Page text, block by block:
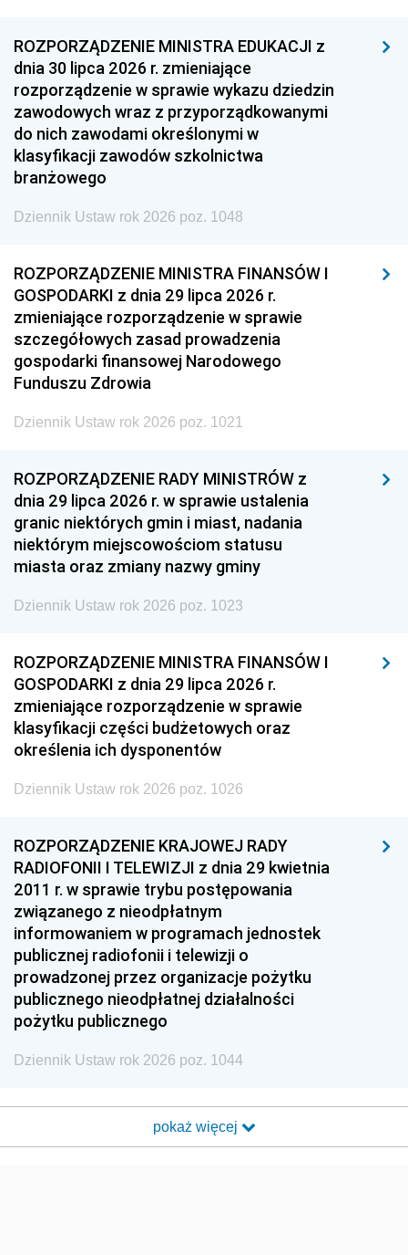
ROZPORZĄDZENIE MINISTRA EDUKACJI z
dnia 30 lipca 2026 r. zmieniające
rozporządzenie w sprawie wykazu dziedzin
zawodowych wraz z przyporządkowanymi
do nich zawodami określonymi w
klasyfikacji zawodów szkolnictwa
branżowego
Dziennik Ustaw rok 2026 poz. 1048
ROZPORZĄDZENIE MINISTRA FINANSÓW I
GOSPODARKI z dnia 29 lipca 2026 r.
zmieniające rozporządzenie w sprawie
szczegółowych zasad prowadzenia
gospodarki finansowej Narodowego
Funduszu Zdrowia
Dziennik Ustaw rok 2026 poz. 1021
ROZPORZĄDZENIE RADY MINISTRÓW z
dnia 29 lipca 2026 r. w sprawie ustalenia
granic niektórych gmin i miast, nadania
niektórym miejscowościom statusu
miasta oraz zmiany nazwy gminy
Dziennik Ustaw rok 2026 poz. 1023
ROZPORZĄDZENIE MINISTRA FINANSÓW I
GOSPODARKI z dnia 29 lipca 2026 r.
zmieniające rozporządzenie w sprawie
klasyfikacji części budżetowych oraz
określenia ich dysponentów
Dziennik Ustaw rok 2026 poz. 1026
ROZPORZĄDZENIE KRAJOWEJ RADY
RADIOFONII I TELEWIZJI z dnia 29 kwietnia
2011 r. w sprawie trybu postępowania
związanego z nieodpłatnym
informowaniem w programach jednostek
publicznej radiofonii i telewizji o
prowadzonej przez organizacje pożytku
publicznego nieodpłatnej działalności
pożytku publicznego
Dziennik Ustaw rok 2026 poz. 1044
pokaż więcej